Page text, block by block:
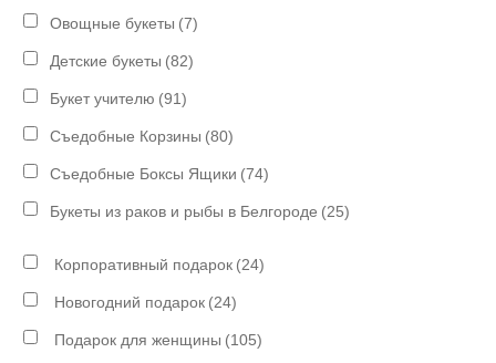
Овощные букеты (7)
Детские букеты (82)
Букет учителю (91)
Съедобные Корзины (80)
Съедобные Боксы Ящики (74)
Букеты из раков и рыбы в Белгороде (25)
Корпоративный подарок (24)
Новогодний подарок (24)
Подарок для женщины (105)